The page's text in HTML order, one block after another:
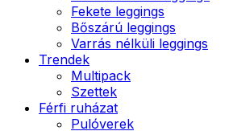
Fekete leggings
Bőszárú leggings
Varrás nélküli leggings
Trendek
Multipack
Szettek
Férfi ruházat
Pulóverek